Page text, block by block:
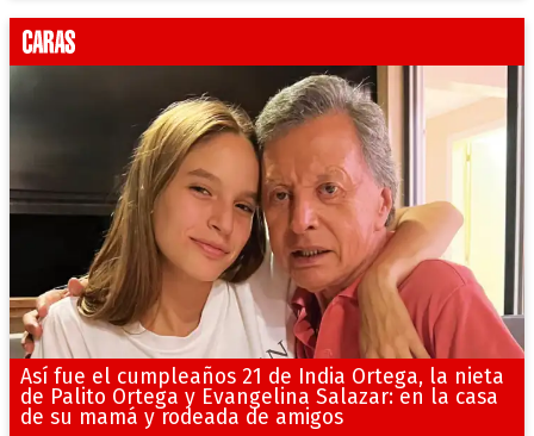
Así fue el cumpleaños 21 de India Ortega, la nieta
de Palito Ortega y Evangelina Salazar: en la casa
de su mamá y rodeada de amigos